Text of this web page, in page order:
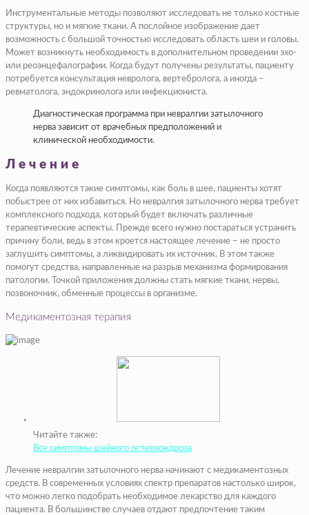
Инструментальные методы позволяют исследовать не только костные
структуры, но и мягкие ткани. А послойное изображение дает
возможность с большой точностью исследовать область шеи и головы.
Может возникнуть необходимость в дополнительном проведении эхо-
или реоэнцефалографии. Когда будут получены результаты, пациенту
потребуется консультация невролога, вертебролога, а иногда –
ревматолога, эндокринолога или инфекциониста.
Диагностическая программа при невралгии затылочного
нерва зависит от врачебных предположений и
клинической необходимости.
Лечение
Когда появляются такие симптомы, как боль в шее, пациенты хотят
побыстрее от них избавиться. Но невралгия затылочного нерва требует
комплексного подхода, который будет включать различные
терапевтические аспекты. Прежде всего нужно постараться устранить
причину боли, ведь в этом кроется настоящее лечение – не просто
заглушить симптомы, а ликвидировать их источник. В этом также
помогут средства, направленные на разрыв механизма формирования
патологии. Точкой приложения должны стать мягкие ткани, нервы,
позвоночник, обменные процессы в организме.
Медикаментозная терапия
Читайте также:
Все симптомы шейного остеохондроза
Лечение невралгии затылочного нерва начинают с медикаментозных
средств. В современных условиях спектр препаратов настолько широк,
что можно легко подобрать необходимое лекарство для каждого
пациента. В большинстве случаев отдают предпочтение таким